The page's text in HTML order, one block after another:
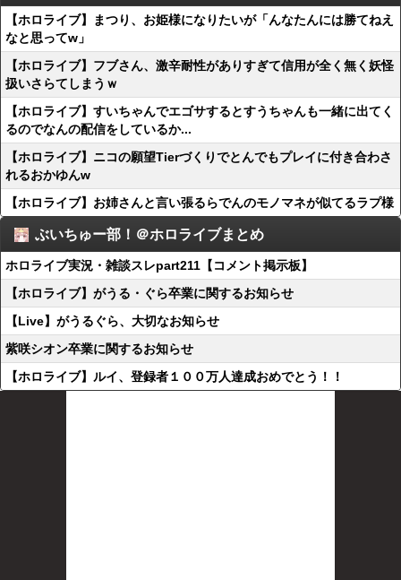
【ホロライブ】まつり、お姫様になりたいが「んなたんには勝てねえ
なと思ってw」
【ホロライブ】フブさん、激辛耐性がありすぎて信用が全く無く妖怪
扱いさらてしまうｗ
【ホロライブ】すいちゃんでエゴサするとすうちゃんも一緒に出てく
るのでなんの配信をしているか...
【ホロライブ】ニコの願望Tierづくりでとんでもプレイに付き合わさ
れるおかゆんw
【ホロライブ】お姉さんと言い張るらでんのモノマネが似てるラプ様
ぶいちゅー部！＠ホロライブまとめ
ホロライブ実況・雑談スレpart211【コメント掲示板】
【ホロライブ】がうる・ぐら卒業に関するお知らせ
【Live】がうるぐら、大切なお知らせ
紫咲シオン卒業に関するお知らせ
【ホロライブ】ルイ、登録者１００万人達成おめでとう！！